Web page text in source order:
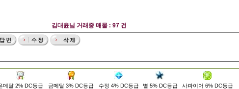
김대윤님 거래중 매물 : 97 건
메달 2% DC등급 금메달 3% DC등급 수정 4% DC등급 별 5% DC등급 사파이어 6% DC등급